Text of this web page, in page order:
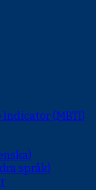
(MBTI)
språk)